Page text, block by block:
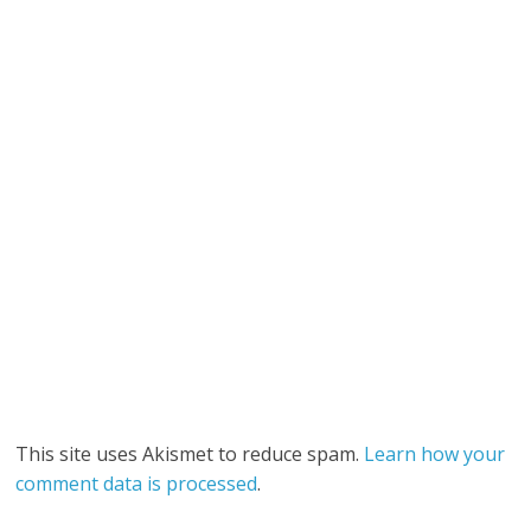
This site uses Akismet to reduce spam. Learn how your
comment data is processed.